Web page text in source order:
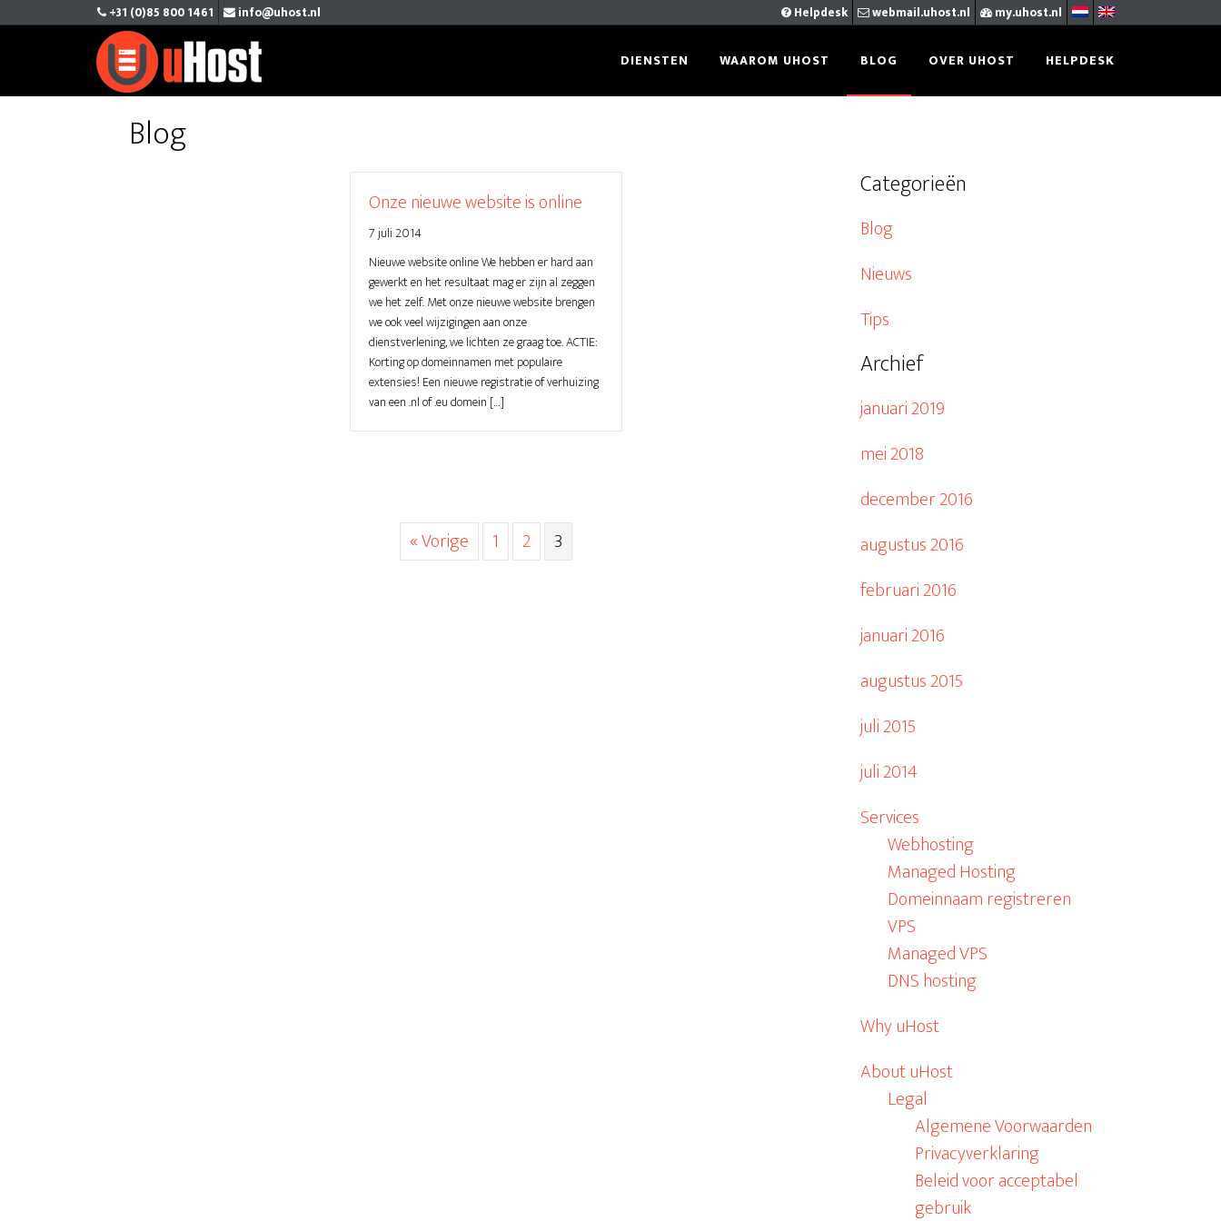
Helpdesk webmail.uhost.nl my.uhost.nl
+31 (0)85 800 1461 info@uhost.nl
DIENSTEN WAAROM UHOST BLOG OVER UHOST HELPDESK
Blog
Onze nieuwe website is online
7 juli 2014
Nieuwe website online We hebben er hard aan
gewerkt en het resultaat mag er zijn al zeggen
we het zelf. Met onze nieuwe website brengen
we ook veel wijzigingen aan onze
dienstverlening, we lichten ze graag toe. ACTIE:
Korting op domeinnamen met populaire
extensies! Een nieuwe registratie of verhuizing
van een .nl of .eu domein […]
« Vorige 1 2 3
Categorieën
Blog
Nieuws
Tips
Archief
januari 2019
mei 2018
december 2016
augustus 2016
februari 2016
januari 2016
augustus 2015
juli 2015
juli 2014
Services
Webhosting
Managed Hosting
Domeinnaam registreren
VPS
Managed VPS
DNS hosting
Why uHost
About uHost
Legal
Algemene Voorwaarden
Privacyverklaring
Beleid voor acceptabel
gebruik